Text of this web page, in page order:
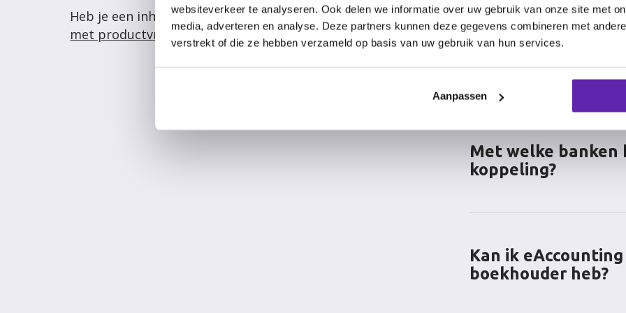
websiteverkeer te analyseren. Ook delen we informatie over uw gebruik van onze site met
media, adverteren en analyse. Deze partners kunnen deze gegevens combineren met
verstrekt of die ze hebben verzameld op basis van uw gebruik van hun services.
Aanpassen
Heb je een inhoudelijke productvraag? Bekijk dan onsoverzicht
met productvragen.
Je kunt eAccounting
hebt en personeel in dienst
later wilt uitbreiden, biedt
uiteenlopende modules en
Kan ik mijn
eAccounting
Zeker weten! Maar dat
we een basispakket voor
pakketten waarin je je
tot jaarrekening. Kijk voor
Met welke banken
koppeling?
Triodos, Bunq en Knab.
Heb je nog geen zakelijke
Kan ik
boekhouder heb?